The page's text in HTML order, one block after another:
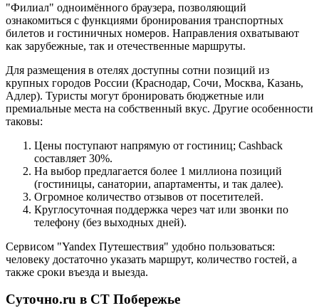
"Филиал" одноимённого браузера, позволяющий
ознакомиться с функциями бронирования транспортных
билетов и гостиничных номеров. Направления охватывают
как зарубежные, так и отечественные маршруты.
Для размещения в отелях доступны сотни позиций из
крупных городов России (Краснодар, Сочи, Москва, Казань,
Адлер). Туристы могут бронировать бюджетные или
премиальные места на собственный вкус. Другие особенности
таковы:
Цены поступают напрямую от гостиниц; Cashback
составляет 30%.
На выбор предлагается более 1 миллиона позиций
(гостиницы, санатории, апартаменты, и так далее).
Огромное количество отзывов от посетителей.
Круглосуточная поддержка через чат или звонки по
телефону (без выходных дней).
Сервисом "Yandex Путешествия" удобно пользоваться:
человеку достаточно указать маршрут, количество гостей, а
также сроки въезда и выезда.
Суточно.ru в СТ Побережье